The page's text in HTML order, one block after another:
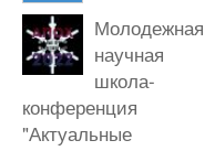
Молодежная
научная
школа-
конференция
"Актуальные